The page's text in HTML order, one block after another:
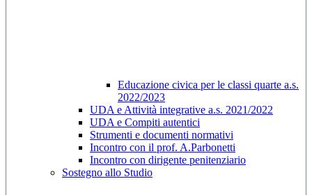
Educazione civica per le classi quarte a.s.
2022/2023
UDA e Attività integrative a.s. 2021/2022
UDA e Compiti autentici
Strumenti e documenti normativi
Incontro con il prof. A.Parbonetti
Incontro con dirigente penitenziario
Sostegno allo Studio